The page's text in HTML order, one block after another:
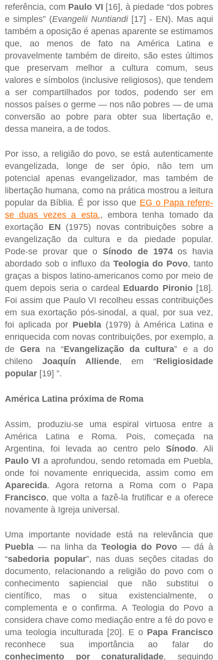
referência, com Paulo VI [16], à piedade “dos pobres
e simples” (Evangelii Nuntiandi[17] - EN). Mas aqui
também a oposição é apenas aparente se estimamos
que, ao menos de fato na América Latina e
provavelmente também de direito, são estes últimos
que preservam melhor a cultura comum, seus
valores e símbolos (inclusive religiosos), que tendem
a ser compartilhados por todos, podendo ser em
nossos países o germe — nos não pobres — de uma
conversão ao pobre para obter sua libertação e,
dessa maneira, a de todos.
Por isso, a religião do povo, se está autenticamente
evangelizada, longe de ser ópio, não tem um
potencial apenas evangelizador, mas também de
libertação humana, como na prática mostrou a leitura
popular da Bíblia. É por isso que EG o Papa refere-
se duas vezes a esta., embora tenha tomado da
exortação EN (1975) novas contribuições sobre a
evangelização da cultura e da piedade popular.
Pode-se provar que o Sínodo de 1974os havia
abordado sob o influxo da Teologia do Povo, tanto
graças a bispos latino-americanos como por meio de
quem depois seria o cardeal Eduardo Pironio[18].
Foi assim que Paulo VI recolheu essas contribuições
em sua exortação pós-sinodal, a qual, por sua vez,
foi aplicada por Puebla(1979) à América Latina e
enriquecida com novas contribuições, por exemplo, a
deGera na “Evangelização da cultura” e a do
chileno Joaquín Alliende, em “Religiosidade
popular [19] ”.
América Latina próxima de Roma
Assim, produziu-se uma espiral virtuosa entre a
América Latina e Roma. Pois, começada na
Argentina, foi levada ao centro pelo Sínodo. Ali
Paulo VI a aprofundou, sendo retomada em Puebla,
onde foi novamente enriquecida, assim como em
Aparecida. Agora retorna a Roma com o Papa
Francisco, que volta a fazê-la frutificar e a oferece
novamente à Igreja universal.
Uma importante novidade está na relevância que
Puebla — na linha da Teologia do Povo — dá à
“sabedoria popular”, nas duas seções citadas do
documento, relacionando a religião do povo com o
conhecimento sapiencial que não substitui o
científico, mas o situa existencialmente, o
complementa e o confirma. A Teologia do Povo a
considera chave como mediação entre a fé do povo e
uma teologia inculturada [20]. E o Papa Francisco
reconhece sua importância ao falar do
conhecimento por conaturalidade, seguindo